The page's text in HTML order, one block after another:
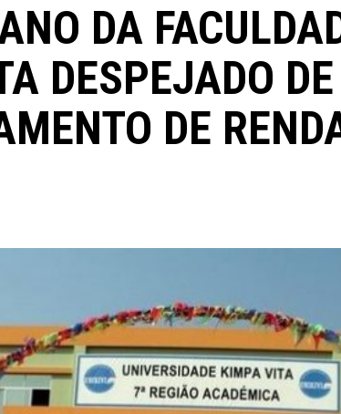
DA
DESPEJADO
DE